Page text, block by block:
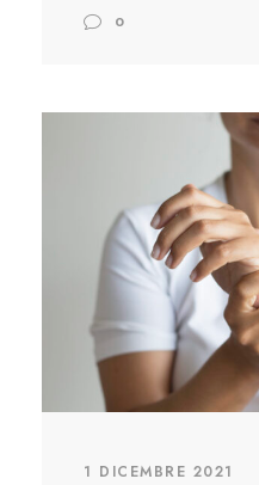
0
1 DICEMBRE 2021